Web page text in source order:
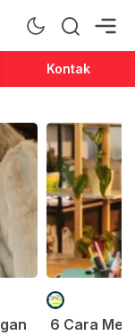
Kontak
6 Cara